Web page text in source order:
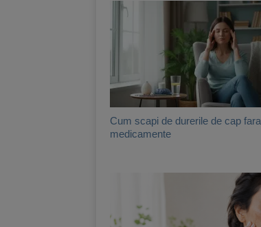
Cum scapi de durerile de cap fara
medicamente